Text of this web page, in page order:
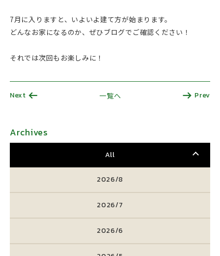
7月に入りますと、いよいよ建て方が始まります。
どんなお家になるのか、ぜひブログでご確認ください！
それでは次回もお楽しみに！
Next 一覧へ Prev
Archives
All
2026/8
2026/7
2026/6